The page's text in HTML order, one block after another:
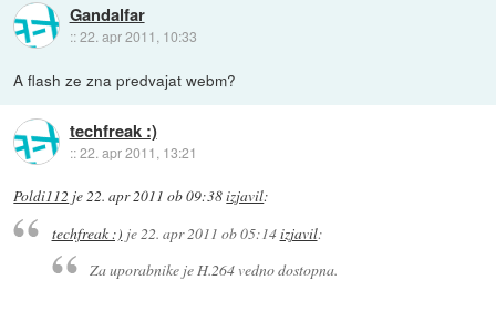
Gandalfar
::22. apr 2011, 10:33
A flash ze zna predvajat webm?
techfreak :)
::22. apr 2011, 13:21
Poldi112 je22. apr 2011 ob 09:38izjavil:
techfreak :) je22. apr 2011 ob 05:14izjavil:
Za uporabnike je H.264 vedno dostopna.